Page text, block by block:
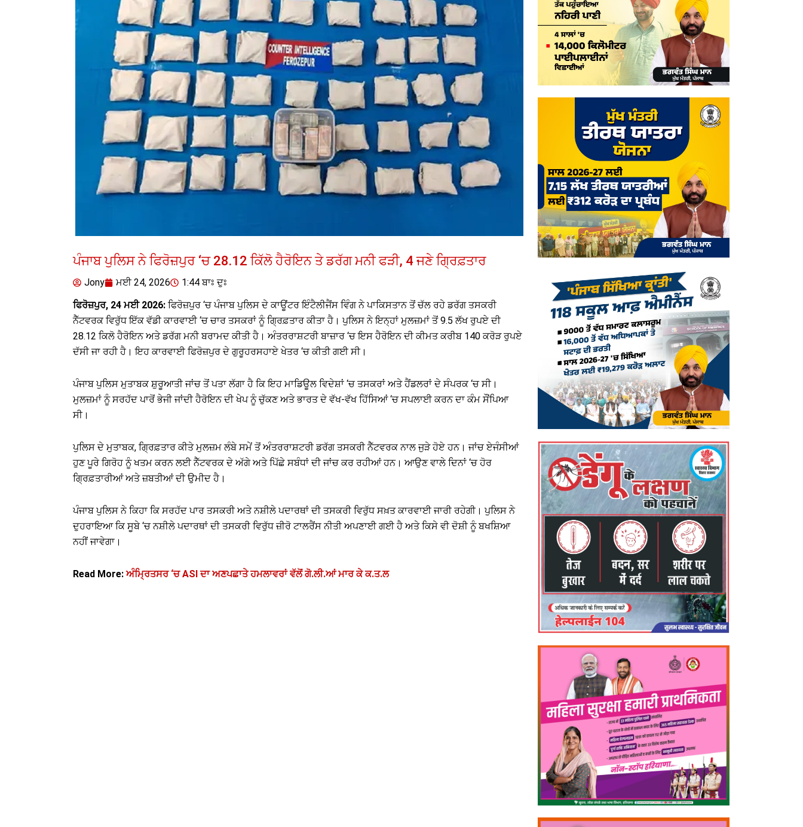
ਪੰਜਾਬ ਪੁਲਿਸ ਨੇ ਫਿਰੋਜ਼ਪੁਰ ‘ਚ 28.12 ਕਿੱਲੋ ਹੈਰੋਇਨ ਤੇ ਡਰੱਗ ਮਨੀ ਫੜੀ, 4 ਜਣੇ ਗ੍ਰਿਫ਼ਤਾਰ
Jony ਮਈ 24, 2026
1:44 ਬਾਃ ਦੁਃ
ਫਿਰੋਜ਼ਪੁਰ, 24 ਮਈ 2026: ਫਿਰੋਜ਼ਪੁਰ ‘ਚ ਪੰਜਾਬ ਪੁਲਿਸ ਦੇ ਕਾਊਂਟਰ ਇੰਟੈਲੀਜੈਂਸ ਵਿੰਗ ਨੇ ਪਾਕਿਸਤਾਨ ਤੋਂ ਚੱਲ ਰਹੇ ਡਰੱਗ ਤਸਕਰੀ
ਨੈੱਟਵਰਕ ਵਿਰੁੱਧ ਇੱਕ ਵੱਡੀ ਕਾਰਵਾਈ ‘ਚ ਚਾਰ ਤਸਕਰਾਂ ਨੂੰ ਗ੍ਰਿਫ਼ਤਾਰ ਕੀਤਾ ਹੈ। ਪੁਲਿਸ ਨੇ ਇਨ੍ਹਾਂ ਮੁਲਜ਼ਮਾਂ ਤੋਂ 9.5 ਲੱਖ ਰੁਪਏ ਦੀ
28.12 ਕਿਲੋ ਹੈਰੋਇਨ ਅਤੇ ਡਰੱਗ ਮਨੀ ਬਰਾਮਦ ਕੀਤੀ ਹੈ। ਅੰਤਰਰਾਸ਼ਟਰੀ ਬਾਜ਼ਾਰ ‘ਚ ਇਸ ਹੈਰੋਇਨ ਦੀ ਕੀਮਤ ਕਰੀਬ 140 ਕਰੋੜ ਰੁਪਏ
ਦੱਸੀ ਜਾ ਰਹੀ ਹੈ। ਇਹ ਕਾਰਵਾਈ ਫਿਰੋਜ਼ਪੁਰ ਦੇ ਗੁਰੂਹਰਸਹਾਏ ਖੇਤਰ ‘ਚ ਕੀਤੀ ਗਈ ਸੀ।
ਪੰਜਾਬ ਪੁਲਿਸ ਮੁਤਾਬਕ ਸ਼ੁਰੂਆਤੀ ਜਾਂਚ ਤੋਂ ਪਤਾ ਲੱਗਾ ਹੈ ਕਿ ਇਹ ਮਾਡਿਊਲ ਵਿਦੇਸ਼ਾਂ ‘ਚ ਤਸਕਰਾਂ ਅਤੇ ਹੈਂਡਲਰਾਂ ਦੇ ਸੰਪਰਕ ‘ਚ ਸੀ।
ਮੁਲਜ਼ਮਾਂ ਨੂੰ ਸਰਹੱਦ ਪਾਰੋਂ ਭੇਜੀ ਜਾਂਦੀ ਹੈਰੋਇਨ ਦੀ ਖੇਪ ਨੂੰ ਚੁੱਕਣ ਅਤੇ ਭਾਰਤ ਦੇ ਵੱਖ-ਵੱਖ ਹਿੱਸਿਆਂ ‘ਚ ਸਪਲਾਈ ਕਰਨ ਦਾ ਕੰਮ ਸੌਂਪਿਆ
ਸੀ।
ਪੁਲਿਸ ਦੇ ਮੁਤਾਬਕ, ਗ੍ਰਿਫ਼ਤਾਰ ਕੀਤੇ ਮੁਲਜ਼ਮ ਲੰਬੇ ਸਮੇਂ ਤੋਂ ਅੰਤਰਰਾਸ਼ਟਰੀ ਡਰੱਗ ਤਸਕਰੀ ਨੈੱਟਵਰਕ ਨਾਲ ਜੁੜੇ ਹੋਏ ਹਨ। ਜਾਂਚ ਏਜੰਸੀਆਂ
ਹੁਣ ਪੂਰੇ ਗਿਰੋਹ ਨੂੰ ਖਤਮ ਕਰਨ ਲਈ ਨੈੱਟਵਰਕ ਦੇ ਅੱਗੇ ਅਤੇ ਪਿੱਛੇ ਸਬੰਧਾਂ ਦੀ ਜਾਂਚ ਕਰ ਰਹੀਆਂ ਹਨ। ਆਉਣ ਵਾਲੇ ਦਿਨਾਂ ‘ਚ ਹੋਰ
ਗ੍ਰਿਫ਼ਤਾਰੀਆਂ ਅਤੇ ਜ਼ਬਤੀਆਂ ਦੀ ਉਮੀਦ ਹੈ।
ਪੰਜਾਬ ਪੁਲਿਸ ਨੇ ਕਿਹਾ ਕਿ ਸਰਹੱਦ ਪਾਰ ਤਸਕਰੀ ਅਤੇ ਨਸ਼ੀਲੇ ਪਦਾਰਥਾਂ ਦੀ ਤਸਕਰੀ ਵਿਰੁੱਧ ਸਖ਼ਤ ਕਾਰਵਾਈ ਜਾਰੀ ਰਹੇਗੀ। ਪੁਲਿਸ ਨੇ
ਦੁਹਰਾਇਆ ਕਿ ਸੂਬੇ ‘ਚ ਨਸ਼ੀਲੇ ਪਦਾਰਥਾਂ ਦੀ ਤਸਕਰੀ ਵਿਰੁੱਧ ਜ਼ੀਰੋ ਟਾਲਰੈਂਸ ਨੀਤੀ ਅਪਣਾਈ ਗਈ ਹੈ ਅਤੇ ਕਿਸੇ ਵੀ ਦੋਸ਼ੀ ਨੂੰ ਬਖਸ਼ਿਆ
ਨਹੀਂ ਜਾਵੇਗਾ।
Read More:ਅੰਮ੍ਰਿਤਸਰ ‘ਚ ASI ਦਾ ਅਣਪਛਾਤੇ ਹਮਲਾਵਰਾਂ ਵੱਲੋਂ ਗੋ.ਲੀ.ਆਂ ਮਾਰ ਕੇ ਕ.ਤ.ਲ